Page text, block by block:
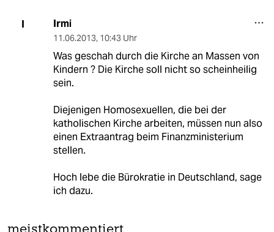
I Irmi
11.06.2013, 10:43 Uhr
Was geschah durch die Kirche an Massen von
Kindern ? Die Kirche soll nicht so scheinheilig
sein.
Diejenigen Homosexuellen, die bei der
katholischen Kirche arbeiten, müssen nun also
einen Extraantrag beim Finanzministerium
stellen.
Hoch lebe die Bürokratie in Deutschland, sage
ich dazu.